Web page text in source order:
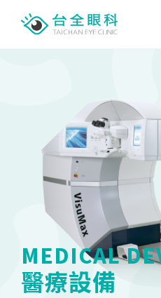
MEDICAL
醫療設備